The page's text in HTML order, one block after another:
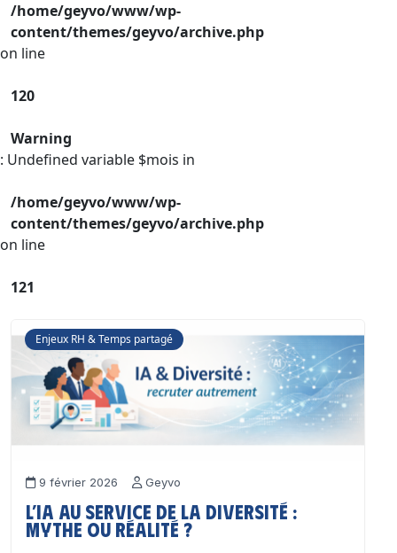
/home/geyvo/www/wp-
content/themes/geyvo/archive.php
on line
120
Warning
: Undefined variable $mois in
/home/geyvo/www/wp-
content/themes/geyvo/archive.php
on line
121
Enjeux RH & Temps partagé
9 février 2026 Geyvo
L’IA au service de la diversité :
mythe ou réalité ?